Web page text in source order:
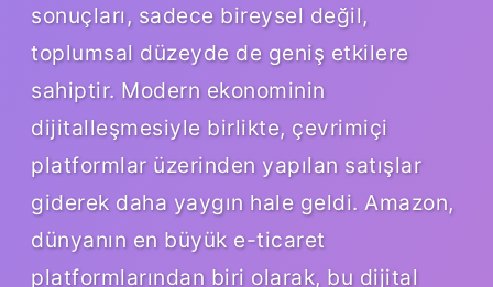
sonuçları, sadece bireysel değil,
toplumsal düzeyde de geniş etkilere
sahiptir. Modern ekonominin
dijitalleşmesiyle birlikte, çevrimiçi
platformlar üzerinden yapılan satışlar
giderek daha yaygın hale geldi. Amazon,
dünyanın en büyük e-ticaret
platformlarından biri olarak, bu dijital